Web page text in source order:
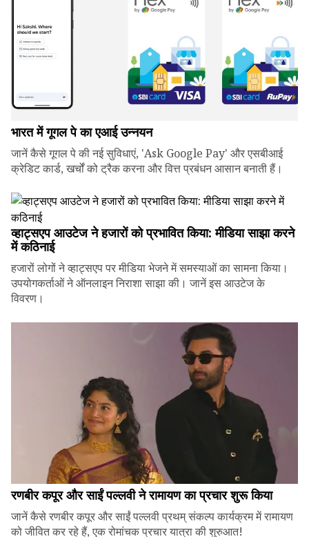
भारत में गूगल पे का एआई उन्नयन
जानें कैसे गूगल पे की नई सुविधाएं, 'Ask Google Pay' और एसबीआई
क्रेडिट कार्ड, खर्चों को ट्रैक करना और वित्त प्रबंधन आसान बनाती हैं।
व्हाट्सएप आउटेज ने हजारों को प्रभावित किया: मीडिया साझा करने
में कठिनाई
हजारों लोगों ने व्हाट्सएप पर मीडिया भेजने में समस्याओं का सामना किया।
उपयोगकर्ताओं ने ऑनलाइन निराशा साझा की। जानें इस आउटेज के
विवरण।
रणबीर कपूर और साईं पल्लवी ने रामायण का प्रचार शुरू किया
जानें कैसे रणबीर कपूर और साईं पल्लवी प्रथम् संकल्प कार्यक्रम में रामायण
को जीवित कर रहे हैं, एक रोमांचक प्रचार यात्रा की शुरुआत!